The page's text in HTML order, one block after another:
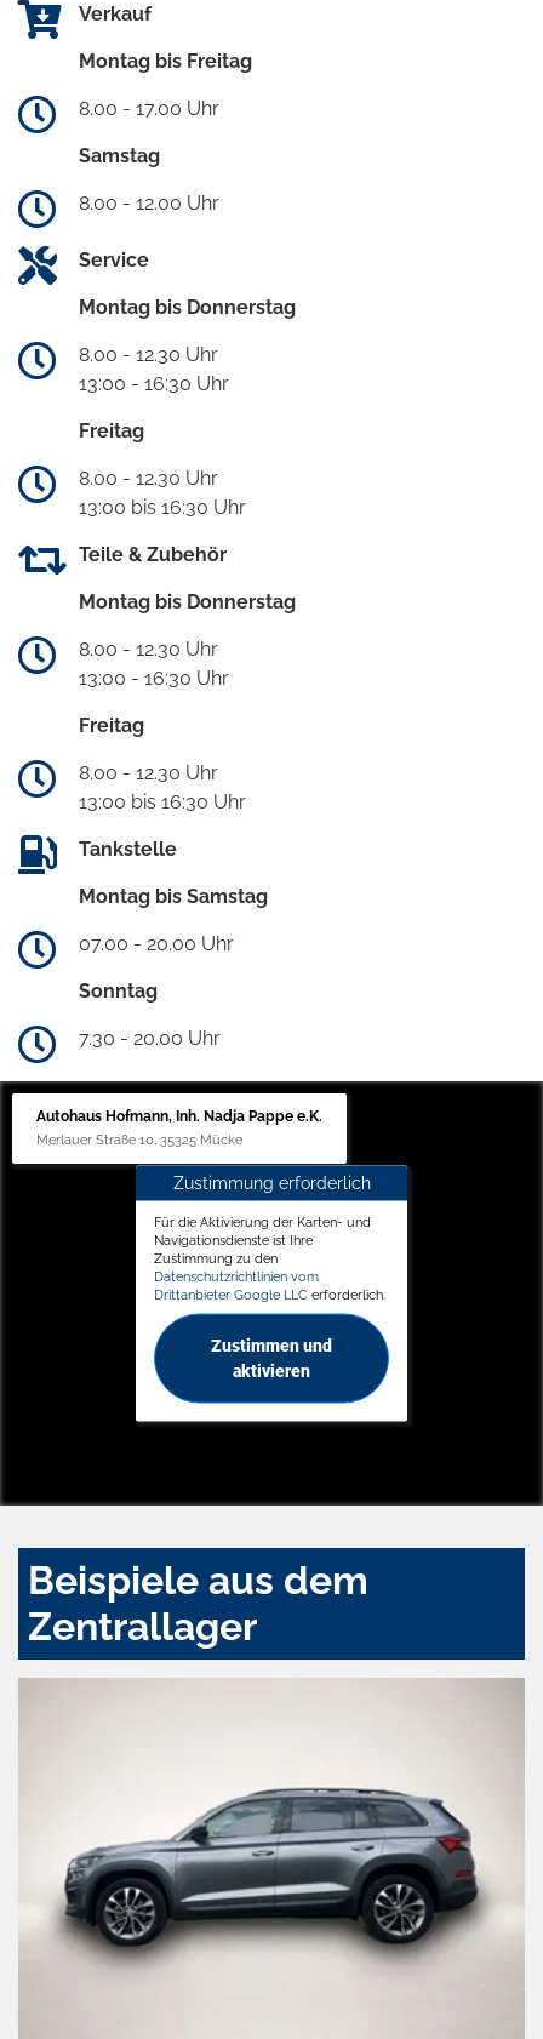
Verkauf
Montag bis Freitag
8.00 - 17.00 Uhr
Samstag
8.00 - 12.00 Uhr
Service
Montag bis Donnerstag
8.00 - 12.30 Uhr
13:00 - 16:30 Uhr
Freitag
8.00 - 12.30 Uhr
13:00 bis 16:30 Uhr
Teile & Zubehör
Montag bis Donnerstag
8.00 - 12.30 Uhr
13:00 - 16:30 Uhr
Freitag
8.00 - 12.30 Uhr
13:00 bis 16:30 Uhr
Tankstelle
Montag bis Samstag
07.00 - 20.00 Uhr
Sonntag
7.30 - 20.00 Uhr
Autohaus Hofmann, Inh. Nadja Pappe e.K.
Merlauer Straße 10, 35325 Mücke
Zustimmung erforderlich
Für die Aktivierung der Karten- und
Navigationsdienste ist Ihre
Zustimmung zu den
Datenschutzrichtlinien vom
Drittanbieter Google LLC erforderlich.
Zustimmen und
aktivieren
Beispiele aus dem
Zentrallager